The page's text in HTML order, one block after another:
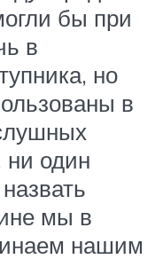
бы при
в
но
в
ни один
мы в
нашим